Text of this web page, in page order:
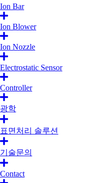
Ion Bar
Ion Blower
Ion Nozzle
Electrostatic Sensor
Controller
광학
표면처리 솔루션
기술문의
Contact